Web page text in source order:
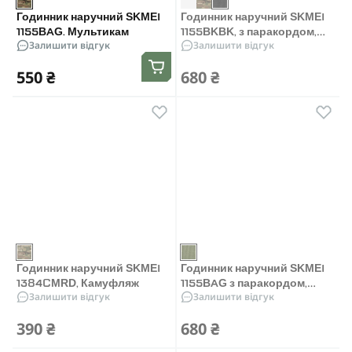
Годинник наручний SKMEI
1155BAG. Мультикам
Залишити відгук
550 ₴
Годинник наручний SKMEI
1155BKBK, з паракордом,
компасом, термометром,
Чорний
Залишити відгук
680 ₴
Годинник наручний SKMEI
1384CMRD, Камуфляж
Залишити відгук
390 ₴
Годинник наручний SKMEI
1155BAG з паракордом,
компасом та огнивом,
Залишити відгук
680 ₴